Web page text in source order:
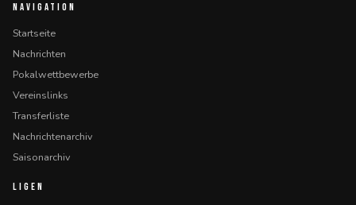
NAVIGATION
Startseite
Nachrichten
Pokalwettbewerbe
Vereinslinks
Transferliste
Nachrichtenarchiv
Saisonarchiv
LIGEN